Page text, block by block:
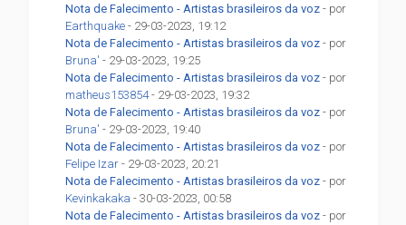
Nota de Falecimento - Artistas brasileiros da voz - por
Earthquake - 29-03-2023, 19:12
Nota de Falecimento - Artistas brasileiros da voz - por
Bruna' - 29-03-2023, 19:25
Nota de Falecimento - Artistas brasileiros da voz - por
matheus153854- 29-03-2023, 19:32
Nota de Falecimento - Artistas brasileiros da voz - por
Bruna' - 29-03-2023, 19:40
Nota de Falecimento - Artistas brasileiros da voz - por
Felipe Izar - 29-03-2023, 20:21
Nota de Falecimento - Artistas brasileiros da voz - por
Kevinkakaka - 30-03-2023, 00:58
Nota de Falecimento - Artistas brasileiros da voz - por